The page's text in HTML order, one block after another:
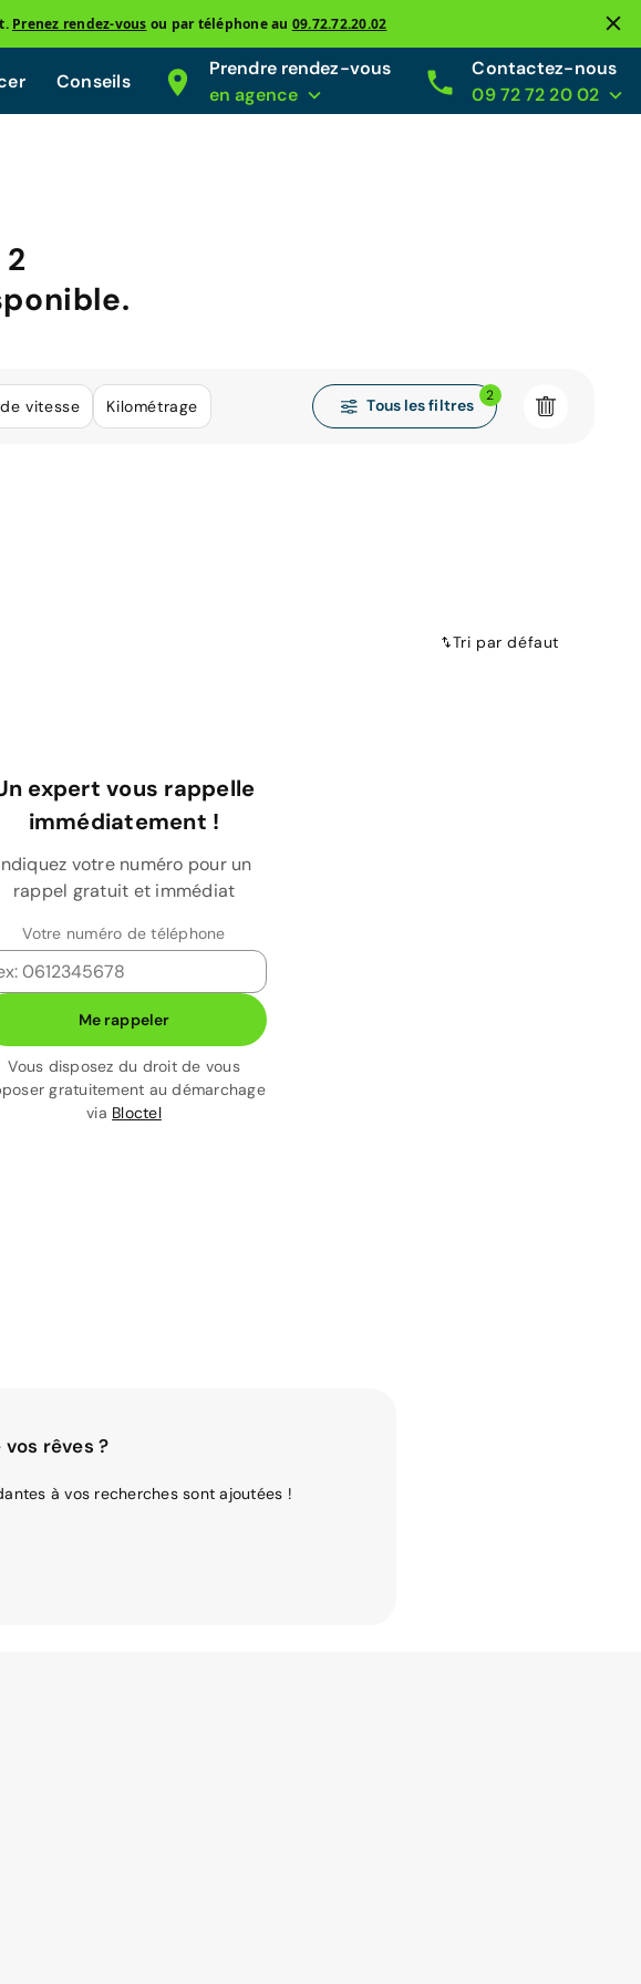
Prenez rendez-vous ou par téléphone au 09.72.72.20.02
Conseils
Prendre rendez-vous
en agence
Contactez-nous
09 72 72 20 02
vitesse Kilométrage Tous les filtres
2
Tri par défaut
expert vous rappelle
immédiatement !
votre numéro pour un
rappel gratuit et immédiat
Votre numéro de téléphone
Me rappeler
Vous disposez du droit de vous
gratuitement au démarchage
via Bloctel
rêves ?
à vos recherches sont ajoutées !